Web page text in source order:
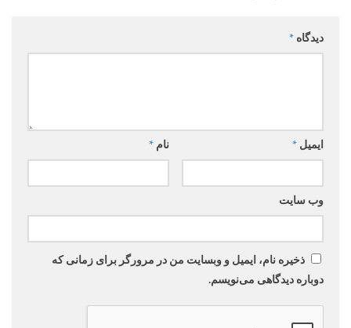
دیدگاه *
نام * ایمیل *
وب‌ سایت
ذخیره نام، ایمیل و وبسایت من در مرورگر برای زمانی که
دوباره دیدگاهی می‌نویسم.